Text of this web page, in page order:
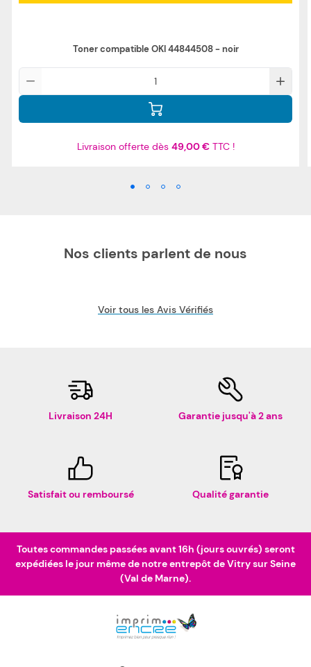
Toner compatible OKI 44844508 - noir
Livraison offerte dès 49,00 €TTC !
Nos clients parlent de nous
Voir tous les Avis Vérifiés
Livraison 24H Garantie jusqu'à 2 ans
Satisfait ou remboursé Qualité garantie
Toutes commandes passées avant 16h (jours ouvrés) seront
expédiées le jour même de notre entrepôt de Vitry sur Seine
(Val de Marne).